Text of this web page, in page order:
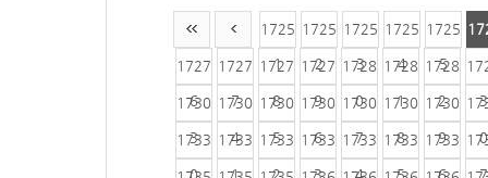
1725
1
1725
2
1725
3
1725
4
1725
5 6
1727
6
1727
7
1727
8
1727
9
1728
0
1728
1
1728
2 3
1730
3
1730
4
1730
5
1730
6
1730
7
1730
8
1730
9 0
1733
0
1733
1
1733
2
1733
3
1733
4
1733
5
1733
6 7